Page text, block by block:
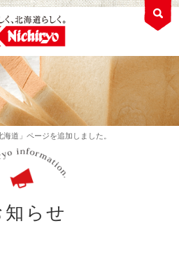
海道」ページを追加しました。
知らせ